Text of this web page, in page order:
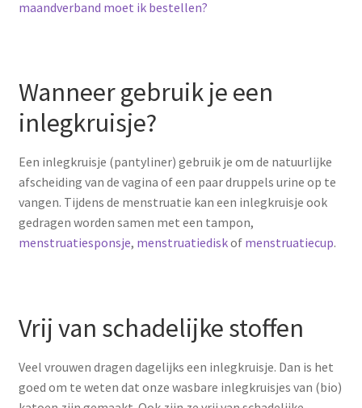
maandverband moet ik bestellen?
Wanneer gebruik je een
inlegkruisje?
Een inlegkruisje (pantyliner) gebruik je om de natuurlijke
afscheiding van de vagina of een paar druppels urine op te
vangen. Tijdens de menstruatie kan een inlegkruisje ook
gedragen worden samen met een tampon,
menstruatiesponsje, menstruatiediskof menstruatiecup.
Vrij van schadelijke stoffen
Veel vrouwen dragen dagelijks een inlegkruisje. Dan is het
goed om te weten dat onze wasbare inlegkruisjes van (bio)